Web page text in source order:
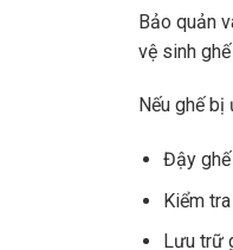
Bảo quản
vệ sinh
Nếu ghế
Đậy
Kiểm
Lưu trữ